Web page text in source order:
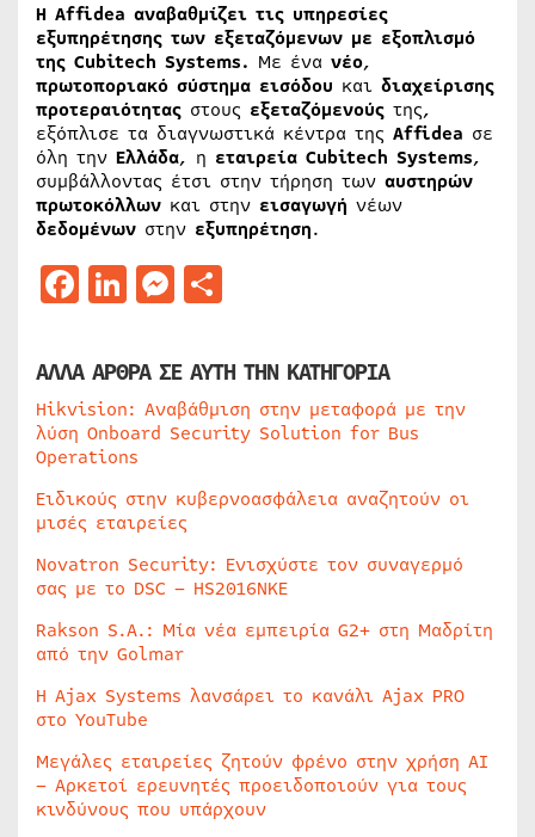
Η Affidea αναβαθμίζει τις υπηρεσίες
εξυπηρέτησης των εξεταζόμενων με εξοπλισμό
της Cubitech Systems. Με ένα νέο,
πρωτοποριακό σύστημα εισόδου και διαχείρισης
προτεραιότητας στους εξεταζόμενούς της,
εξόπλισε τα διαγνωστικά κέντρα της Affidea σε
όλη την Ελλάδα, η εταιρεία Cubitech Systems,
συμβάλλοντας έτσι στην τήρηση των αυστηρών
πρωτοκόλλων και στην εισαγωγή νέων
δεδομένων στην εξυπηρέτηση.
Facebook
LinkedIn
Messenger
ΑΛΛΑ ΑΡΘΡΑ ΣΕ ΑΥΤΗ ΤΗΝ ΚΑΤΗΓΟΡΙΑ
Hikvision: Αναβάθμιση στην μεταφορά με την
λύση Onboard Security Solution for Bus
Operations
Ειδικούς στην κυβερνοασφάλεια αναζητούν οι
μισές εταιρείες
Novatron Security: Ενισχύστε τον συναγερμό
σας με το DSC – HS2016NKE
Rakson S.A.: Μία νέα εμπειρία G2+ στη Μαδρίτη
από την Golmar
Η Ajax Systems λανσάρει το κανάλι Ajax PRO
στο YouTube
Μεγάλες εταιρείες ζητούν φρένο στην χρήση AI
– Αρκετοί ερευνητές προειδοποιούν για τους
κινδύνους που υπάρχουν